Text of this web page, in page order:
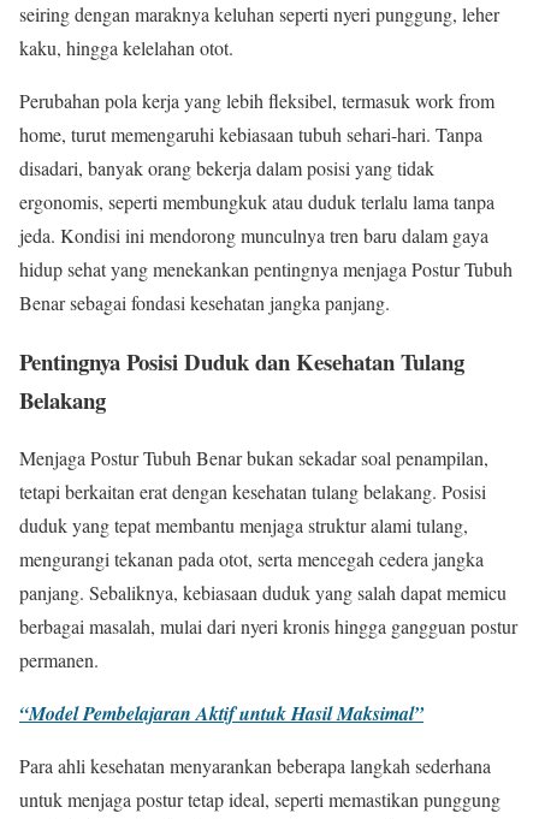
seiring dengan maraknya keluhan seperti nyeri punggung, leher
kaku, hingga kelelahan otot.
Perubahan pola kerja yang lebih fleksibel, termasuk work from
home, turut memengaruhi kebiasaan tubuh sehari-hari. Tanpa
disadari, banyak orang bekerja dalam posisi yang tidak
ergonomis, seperti membungkuk atau duduk terlalu lama tanpa
jeda. Kondisi ini mendorong munculnya tren baru dalam gaya
hidup sehat yang menekankan pentingnya menjaga Postur Tubuh
Benar sebagai fondasi kesehatan jangka panjang.
Pentingnya Posisi Duduk dan Kesehatan Tulang
Belakang
Menjaga Postur Tubuh Benar bukan sekadar soal penampilan,
tetapi berkaitan erat dengan kesehatan tulang belakang. Posisi
duduk yang tepat membantu menjaga struktur alami tulang,
mengurangi tekanan pada otot, serta mencegah cedera jangka
panjang. Sebaliknya, kebiasaan duduk yang salah dapat memicu
berbagai masalah, mulai dari nyeri kronis hingga gangguan postur
permanen.
“Model Pembelajaran Aktif untuk Hasil Maksimal”
Para ahli kesehatan menyarankan beberapa langkah sederhana
untuk menjaga postur tetap ideal, seperti memastikan punggung